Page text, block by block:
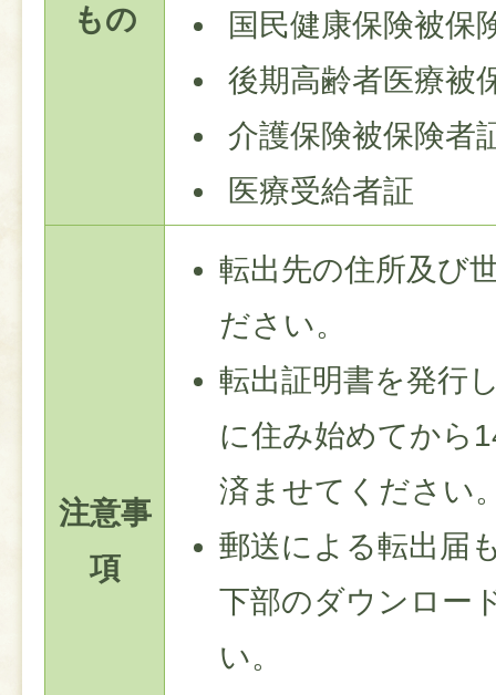
もの
国民健康保険被保
後期高齢者医療被
介護保険被保険者
医療受給者証
注意事
項
転出先の住所及び
ださい。
転出証明書を発行
に住み始めてから
済ませてください
郵送による転出届
下部のダウンロー
い。